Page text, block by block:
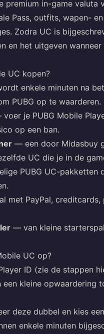
premium in-game valuta
Pass, outfits, wapen-
Zodra UC is
en het uitgeven
UC kopen?
enkele minuten na
PUBG op te waarderen.
je PUBG Mobile
op een ban.
— een door Midasbuy
UC die je in de
PUBG UC-pakketten
met PayPal, creditcards,
— van kleine
UC op?
ID (zie de stappen
kleine opwaardering
deze dubbel en kies
enkele minuten